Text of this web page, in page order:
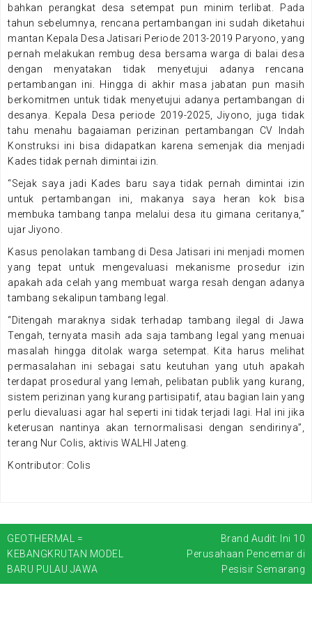
bahkan perangkat desa setempat pun minim terlibat. Pada
tahun sebelumnya, rencana pertambangan ini sudah diketahui
mantan Kepala Desa Jatisari Periode 2013-2019 Paryono, yang
pernah melakukan rembug desa bersama warga di balai desa
dengan menyatakan tidak menyetujui adanya rencana
pertambangan ini. Hingga di akhir masa jabatan pun masih
berkomitmen untuk tidak menyetujui adanya pertambangan di
desanya. Kepala Desa periode 2019-2025, Jiyono, juga tidak
tahu menahu bagaiaman perizinan pertambangan CV Indah
Konstruksi ini bisa didapatkan karena semenjak dia menjadi
Kades tidak pernah dimintai izin.
“Sejak saya jadi Kades baru saya tidak pernah dimintai izin
untuk pertambangan ini, makanya saya heran kok bisa
membuka tambang tanpa melalui desa itu gimana ceritanya,”
ujar Jiyono.
Kasus penolakan tambang di Desa Jatisari ini menjadi momen
yang tepat untuk mengevaluasi mekanisme prosedur izin
apakah ada celah yang membuat warga resah dengan adanya
tambang sekalipun tambang legal.
“Ditengah maraknya sidak terhadap tambang ilegal di Jawa
Tengah, ternyata masih ada saja tambang legal yang menuai
masalah hingga ditolak warga setempat. Kita harus melihat
permasalahan ini sebagai satu keutuhan yang utuh apakah
terdapat prosedural yang lemah, pelibatan publik yang kurang,
sistem perizinan yang kurang partisipatif, atau bagian lain yang
perlu dievaluasi agar hal seperti ini tidak terjadi lagi. Hal ini jika
keterusan nantinya akan ternormalisasi dengan sendirinya”,
terang Nur Colis, aktivis WALHI Jateng.
Kontributor: Colis
N
a
v
GEOTHERMAL =
KEBANGKRUTAN MODEL
BARU PULAU JAWA
Brand Audit: Ini 10
Perusahaan Pencemar di
Pesisir Semarang